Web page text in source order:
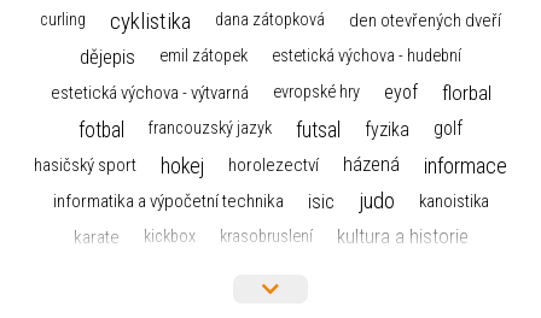
curling cyklistika dana zátopková den otevřených dveří
dějepis emil zátopek estetická výchova - hudební
estetická výchova - výtvarná evropské hry eyof florbal
fotbal francouzský jazyk futsal fyzika golf
hasičský sport hokej horolezectví házená informace
informatika a výpočetní technika isic judo
kanoistika
karate
kickbox krasobruslení
kultura a historie